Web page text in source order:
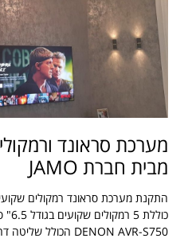
מערכת סראונד
מבית חברת JAMO
DENON AVR-S750 הכולל שליטה דרך